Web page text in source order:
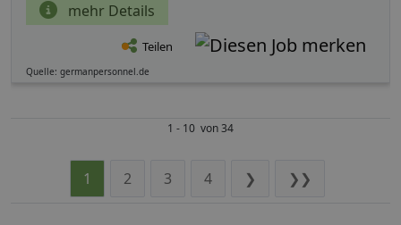
mehr Details
Teilen
Quelle: germanpersonnel.de
1 - 10 von 34
1 2 3 4 ❯ ❯❯